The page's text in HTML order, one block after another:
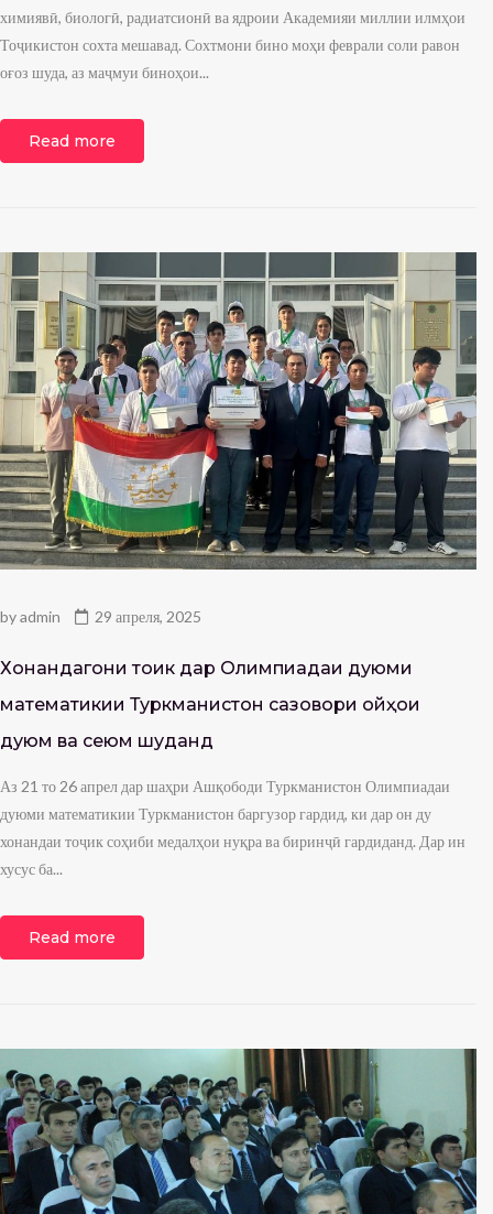
химиявӣ, биологӣ, радиатсионӣ ва ядроии Академияи миллии илмҳои
Тоҷикистон сохта мешавад. Сохтмони бино моҳи феврали соли равон
оғоз шуда, аз маҷмуи биноҳои...
Read more
byadmin 29 апреля, 2025
Хонандагони тоҷик дар Олимпиадаи дуюми
математикии Туркманистон сазовори ҷойҳои
дуюм ва сеюм шуданд
Аз 21 то 26 апрел дар шаҳри Ашқободи Туркманистон Олимпиадаи
дуюми математикии Туркманистон баргузор гардид, ки дар он ду
хонандаи тоҷик соҳиби медалҳои нуқра ва биринҷӣ гардиданд. Дар ин
хусус ба...
Read more